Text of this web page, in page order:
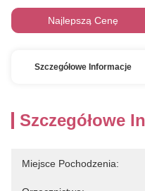
Najlepszą Cenę
Szczegółowe Informacje
Szczegółowe
Miejsce Pochodzenia: